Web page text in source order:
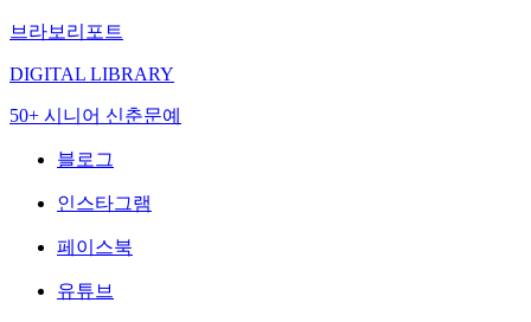
브라보리포트
DIGITAL LIBRARY
50+ 시니어 신춘문예
블로그
인스타그램
페이스북
유튜브